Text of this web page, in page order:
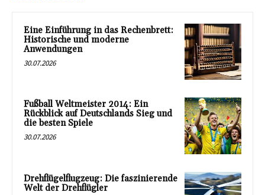
Eine Einführung in das Rechenbrett:
Historische und moderne
Anwendungen
30.07.2026
Fußball Weltmeister 2014: Ein
Rückblick auf Deutschlands Sieg und
die besten Spiele
30.07.2026
Drehflügelflugzeug: Die faszinierende
Welt der Drehflügler